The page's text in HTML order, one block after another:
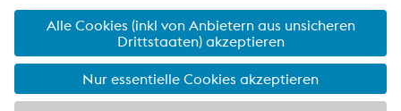
voestalpine Aktie - Letzter Kurs:46.14€ (-0.98€-2.08
07.08.2026 17:35:13MEZ Wiener Börse